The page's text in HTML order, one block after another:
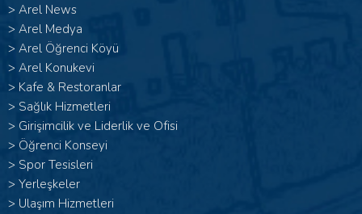
> Arel News
> Arel Medya
> Arel Öğrenci Köyü
> Arel Konukevi
> Kafe & Restoranlar
> Sağlık Hizmetleri
> Girişimcilik ve Liderlik ve Ofisi
> Öğrenci Konseyi
> Spor Tesisleri
> Yerleşkeler
> Ulaşım Hizmetleri